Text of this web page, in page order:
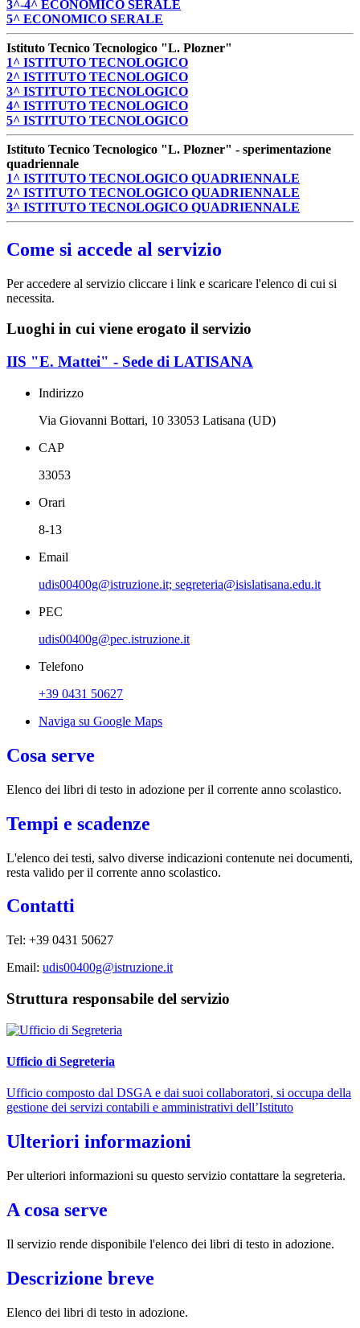
3^-4^ ECONOMICO SERALE
5^ ECONOMICO SERALE
Istituto Tecnico Tecnologico "L. Plozner"
1^ ISTITUTO TECNOLOGICO
2^ ISTITUTO TECNOLOGICO
3^ ISTITUTO TECNOLOGICO
4^ ISTITUTO TECNOLOGICO
5^ ISTITUTO TECNOLOGICO
Istituto Tecnico Tecnologico "L. Plozner" - sperimentazione
quadriennale
1^ ISTITUTO TECNOLOGICO QUADRIENNALE
2^ ISTITUTO TECNOLOGICO QUADRIENNALE
3^ ISTITUTO TECNOLOGICO QUADRIENNALE
Come si accede al servizio
Per accedere al servizio cliccare i link e scaricare l'elenco di cui si
necessita.
Luoghi in cui viene erogato il servizio
IIS "E. Mattei" - Sede di LATISANA
Indirizzo
Via Giovanni Bottari, 10 33053 Latisana (UD)
CAP
33053
Orari
8-13
Email
udis00400g@istruzione.it; segreteria@isislatisana.edu.it
PEC
udis00400g@pec.istruzione.it
Telefono
+39 0431 50627
Naviga su Google Maps
Cosa serve
Elenco dei libri di testo in adozione per il corrente anno scolastico.
Tempi e scadenze
L'elenco dei testi, salvo diverse indicazioni contenute nei documenti,
resta valido per il corrente anno scolastico.
Contatti
Tel: +39 0431 50627
Email: udis00400g@istruzione.it
Struttura responsabile del servizio
Ufficio di Segreteria
Ufficio composto dal DSGA e dai suoi collaboratori, si occupa della
gestione dei servizi contabili e amministrativi dell’Istituto
Ulteriori informazioni
Per ulteriori informazioni su questo servizio contattare la segreteria.
A cosa serve
Il servizio rende disponibile l'elenco dei libri di testo in adozione.
Descrizione breve
Elenco dei libri di testo in adozione.